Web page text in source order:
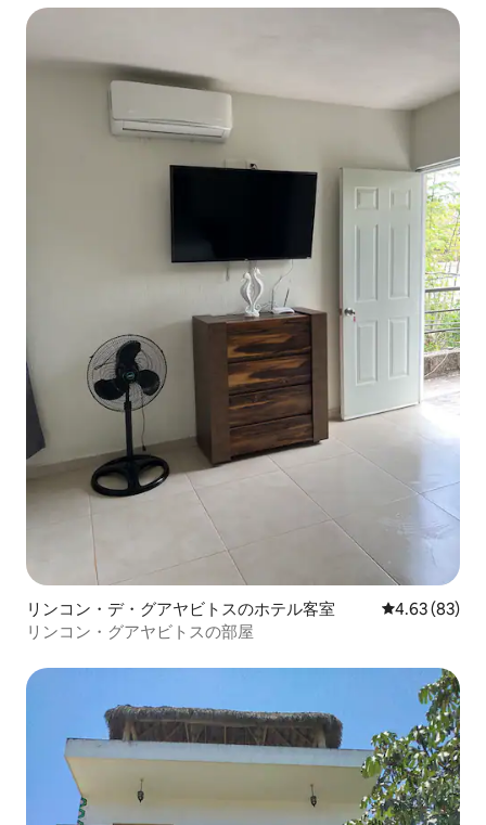
リンコン・デ・グアヤビトスのホテル客室 レビュー83
4.63 (83)
リンコン・グアヤビトスの部屋